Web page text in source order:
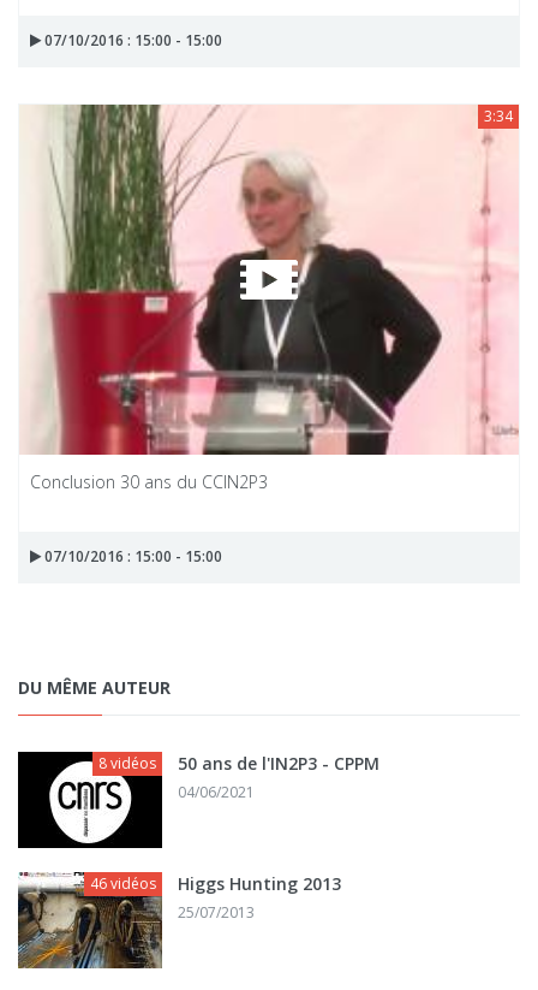
07/10/2016 : 15:00 - 15:00
3:34
Conclusion 30 ans du CCIN2P3
07/10/2016 : 15:00 - 15:00
DU MÊME AUTEUR
8 vidéos 50 ans de l'IN2P3 - CPPM
04/06/2021
46 vidéos Higgs Hunting 2013
25/07/2013